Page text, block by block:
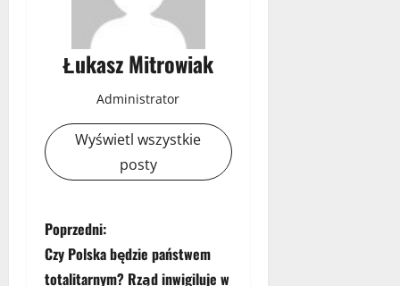
Łukasz Mitrowiak
Administrator
Wyświetl wszystkie
posty
Z
o
Poprzedni:
Czy Polska będzie państwem
totalitarnym? Rząd inwigiluje w